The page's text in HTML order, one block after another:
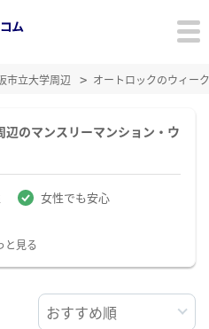
市立大学周辺 オートロックのウィー
のマンスリーマンション・ウ
女性でも安心
と見る